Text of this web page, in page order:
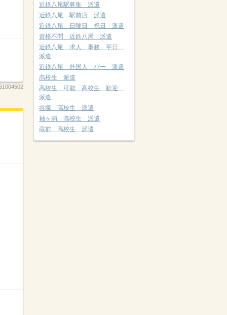
近鉄八尾駅募集 派遣
近鉄八尾 駅前店 派遣
近鉄八尾 日曜日 祝日 派遣
資格不問 近鉄八尾 派遣
近鉄八尾 求人 事務 平日
派遣
近鉄八尾 外国人 バー 派遣
高校生 派遣
高校生 可能 高校生 歓迎
派遣
谷塚 高校生 派遣
袖ヶ浦 高校生 派遣
蔵前 高校生 派遣